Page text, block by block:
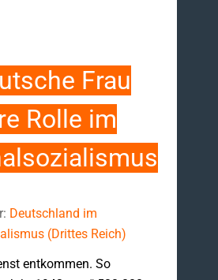
Frau
Rolle im
Deutschland im
(Drittes Reich)
entkommen. So